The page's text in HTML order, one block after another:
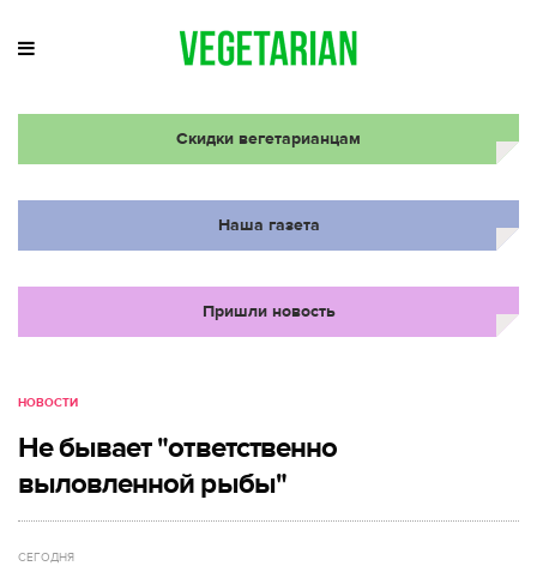
Скидки вегетарианцам
Наша газета
Пришли новость
НОВОСТИ
Не бывает "ответственно
выловленной рыбы"
СЕГОДНЯ